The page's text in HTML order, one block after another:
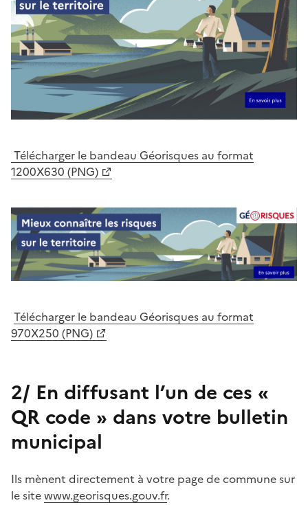
Télécharger le bandeau Géorisques au format
1200X630 (PNG)
Télécharger le bandeau Géorisques au format
970X250 (PNG)
2/ En diffusant l’un de ces «
QR code » dans votre bulletin
municipal
Ils mènent directement à votre page de commune sur
le sitewww.georisques.gouv.fr.